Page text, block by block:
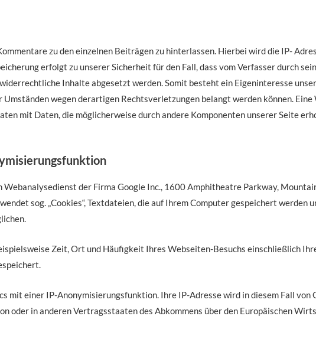
zu den einzelnen Beiträgen zu hinterlassen. Hierbei wird die IP-
erfolgt zu unserer Sicherheit für den Fall, dass vom Verfasser durch
Inhalte abgesetzt werden. Somit besteht ein Eigeninteresse
wegen derartigen Rechtsverletzungen belangt werden können.
mit Daten, die möglicherweise durch andere Komponenten unserer Seite
der Firma Google Inc., 1600 Amphitheatre Parkway,
sog. „Cookies“, Textdateien, die auf Ihrem Computer gespeichert werden
Zeit, Ort und Häufigkeit Ihres Webseiten-Besuchs einschließlich
mit einer IP-Anonymisierungsfunktion. Ihre IP-Adresse wird in diesem Fall von
oder in anderen Vertragsstaaten des Abkommens über den Europäischen